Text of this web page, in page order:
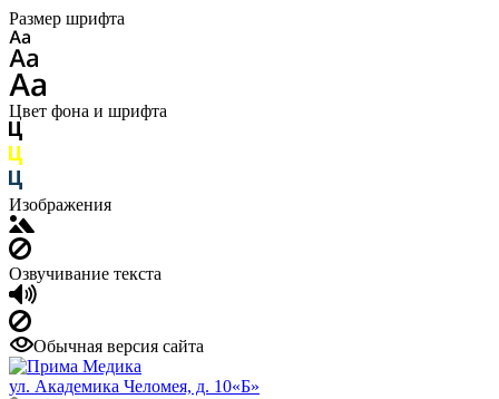
Размер шрифта
Цвет фона и шрифта
Изображения
Озвучивание текста
Обычная версия сайта
ул. Академика Челомея, д. 10«Б»